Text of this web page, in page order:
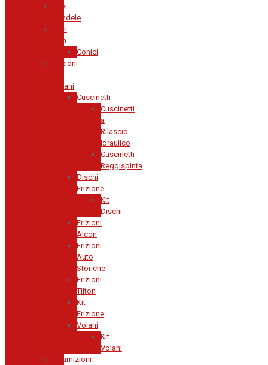
Cavi
Candele
Filtri
Aria
Conici
Frizioni
Volani
Cuscinetti
Cuscinetti
a
Rilascio
Idraulico
Cuscinetti
Reggispinta
Dischi
Frizione
Kit
Dischi
Frizioni
Alcon
Frizioni
Auto
Storiche
Frizioni
Tilton
Kit
Frizione
Volani
Kit
Volani
Guarnizioni